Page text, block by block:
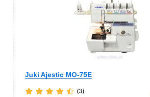
Juki Ajestic MO-75E
(3)